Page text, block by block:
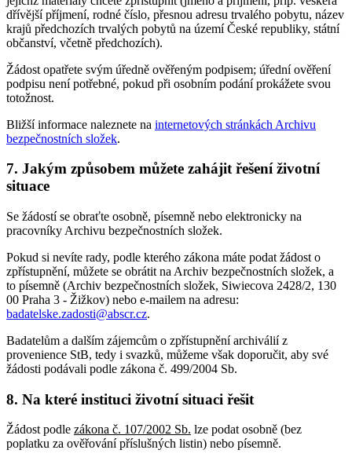
dřívější příjmení, rodné číslo, přesnou adresu trvalého pobytu, název
krajů předchozích trvalých pobytů na území České republiky, státní
občanství, včetně předchozích).
Žádost opatřete svým úředně ověřeným podpisem; úřední ověření
podpisu není potřebné, pokud při osobním podání prokážete svou
totožnost.
Bližší informace naleznete na internetových stránkách Archivu
bezpečnostních složek.
7. Jakým způsobem můžete zahájit řešení životní
situace
Se žádostí se obraťte osobně, písemně nebo elektronicky na
pracovníky Archivu bezpečnostních složek.
Pokud si nevíte rady, podle kterého zákona máte podat žádost o
zpřístupnění, můžete se obrátit na Archiv bezpečnostních složek, a
to písemně (Archiv bezpečnostních složek, Siwiecova 2428/2, 130
00 Praha 3 - Žižkov) nebo e-mailem na adresu:
badatelske.zadosti@abscr.cz.
Badatelům a dalším zájemcům o zpřístupnění archiválií z
provenience StB, tedy i svazků, můžeme však doporučit, aby své
žádosti podávali podle zákona č. 499/2004 Sb.
8. Na které instituci životní situaci řešit
Žádost podle zákona č. 107/2002 Sb. lze podat osobně (bez
poplatku za ověřování příslušných listin) nebo písemně.